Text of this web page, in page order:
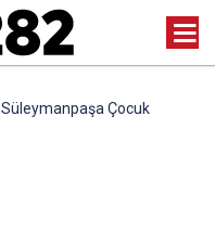
Süleymanpaşa Çocuk